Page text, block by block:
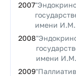
2007
имени И.М.
2008
имени
2009